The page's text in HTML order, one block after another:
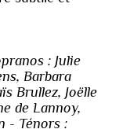
: Julie
Barbara
Brullez, Joëlle
de Lannoy,
- Ténors :